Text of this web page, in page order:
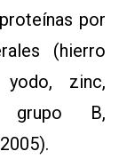
por
(hierro
zinc,
grupo B,